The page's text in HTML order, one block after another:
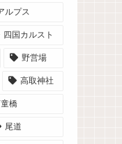
ルプス
四国カルスト
野営場
高取神社
橋
尾道